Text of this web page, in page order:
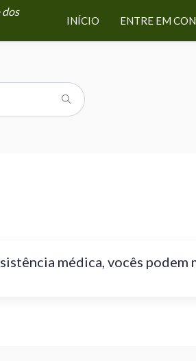
dos
INÍCIO ENTRE EM
médica, vocês podem